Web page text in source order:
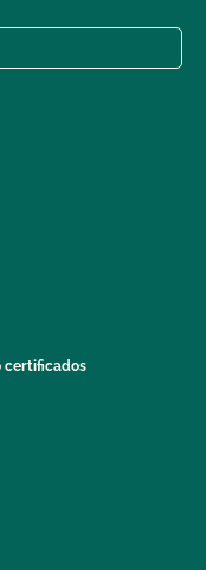
certificados